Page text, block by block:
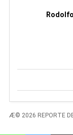
Æ© 2026 REPORTE